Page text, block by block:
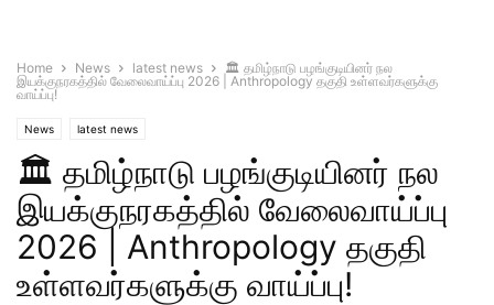
Home News latest news
🏛️ தமிழ்நாடு பழங்குடியினர் நல
இயக்குநரகத்தில் வேலைவாய்ப்பு 2026 | Anthropology தகுதி உள்ளவர்களுக்கு
வாய்ப்பு!
News latest news
🏛️ தமிழ்நாடு பழங்குடியினர் நல
இயக்குநரகத்தில் வேலைவாய்ப்பு
2026 | Anthropology தகுதி
உள்ளவர்களுக்கு வாய்ப்பு!